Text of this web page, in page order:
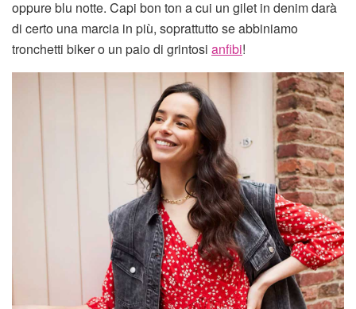
oppure blu notte. Capi bon ton a cui un gilet in denim darà
di certo una marcia in più, soprattutto se abbiniamo
tronchetti biker o un paio di grintosi anfibi!